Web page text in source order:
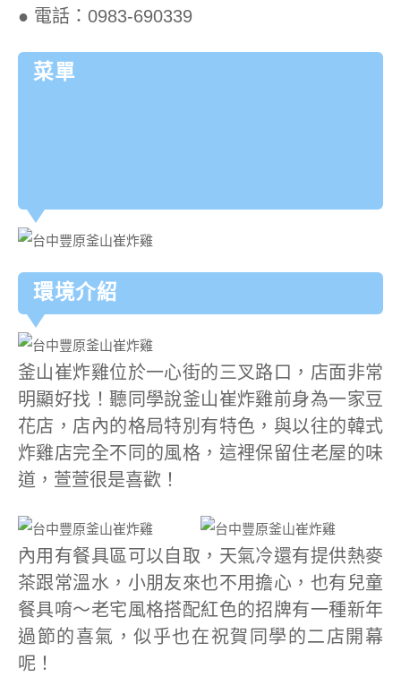
● 電話：0983-690339
菜單
環境介紹
釜山崔炸雞位於一心街的三叉路口，店面非常
明顯好找！聽同學說釜山崔炸雞前身為一家豆
花店，店內的格局特別有特色，與以往的韓式
炸雞店完全不同的風格，這裡保留住老屋的味
道，萱萱很是喜歡！
內用有餐具區可以自取，天氣冷還有提供熱麥
茶跟常溫水，小朋友來也不用擔心，也有兒童
餐具唷～老宅風格搭配紅色的招牌有一種新年
過節的喜氣，似乎也在祝賀同學的二店開幕
呢！